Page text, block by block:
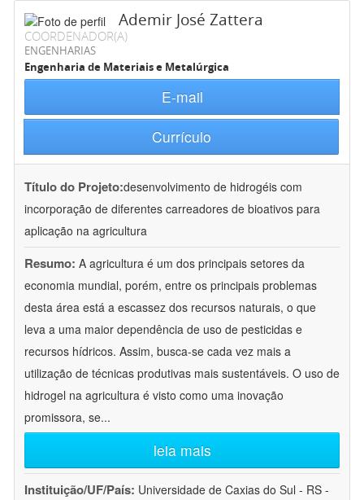
Ademir José Zattera
COORDENADOR(A)
ENGENHARIAS
Engenharia de Materiais e Metalúrgica
E-mail
Currículo
Título do Projeto:desenvolvimento de hidrogéis com
incorporação de diferentes carreadores de bioativos para
aplicação na agricultura
Resumo: A agricultura é um dos principais setores da
economia mundial, porém, entre os principais problemas
desta área está a escassez dos recursos naturais, o que
leva a uma maior dependência de uso de pesticidas e
recursos hídricos. Assim, busca-se cada vez mais a
utilização de técnicas produtivas mais sustentáveis. O uso de
hidrogel na agricultura é visto como uma inovação
promissora, se...
leia mais
Instituição/UF/País: Universidade de Caxias do Sul - RS -